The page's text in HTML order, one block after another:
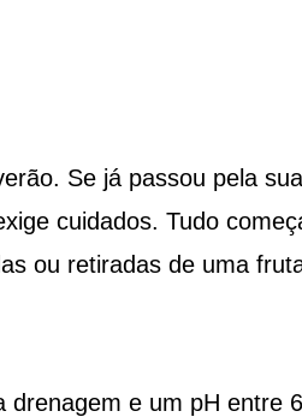
Se já passou pela sua
cuidados. Tudo
ou retiradas de uma
drenagem e um pH entre 6